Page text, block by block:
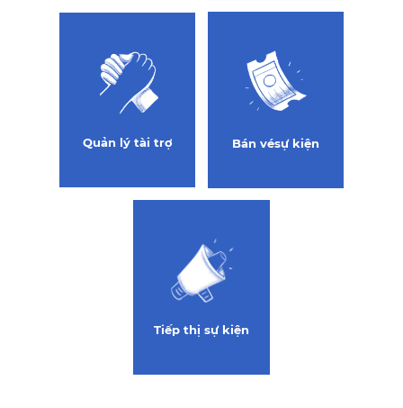
Quản lý tài trợ Bán vésự kiện
Tiếp thị sự kiện